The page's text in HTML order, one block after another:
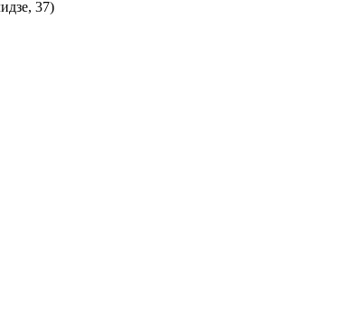
37)